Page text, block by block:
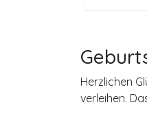
Herzlichen
verleihen.